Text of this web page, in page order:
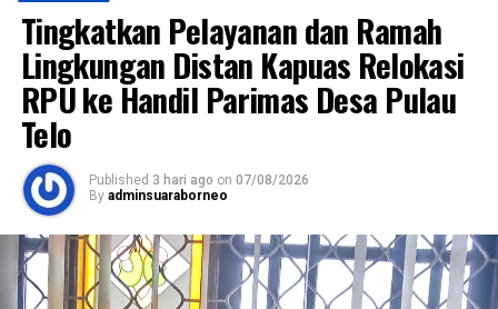
Tingkatkan Pelayanan dan Ramah
Lingkungan Distan Kapuas Relokasi
RPU ke Handil Parimas Desa Pulau
Telo
Published 3 hari ago on 07/08/2026
By adminsuaraborneo